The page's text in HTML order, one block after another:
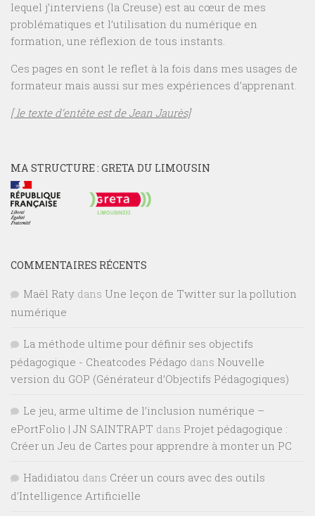
lequel j’interviens (la Creuse) est au cœur de mes
problématiques et l’utilisation du numérique en
formation, une réflexion de tous instants.
Ces pages en sont le reflet à la fois dans mes usages de
formateur mais aussi sur mes expériences d’apprenant.
[ le texte d’entête est de Jean Jaurès]
MA STRUCTURE : GRETA DU LIMOUSIN
COMMENTAIRES RÉCENTS
Maël Raty dans Une leçon de Twitter sur la pollution
numérique
La méthode ultime pour définir ses objectifs
pédagogique - Cheatcodes Pédago dans Nouvelle
version du GOP (Générateur d’Objectifs Pédagogiques)
Le jeu, arme ultime de l’inclusion numérique –
ePortFolio | JN SAINTRAPT dans Projet pédagogique :
Créer un Jeu de Cartes pour apprendre à monter un PC
Hadidiatou dans Créer un cours avec des outils
d’Intelligence Artificielle